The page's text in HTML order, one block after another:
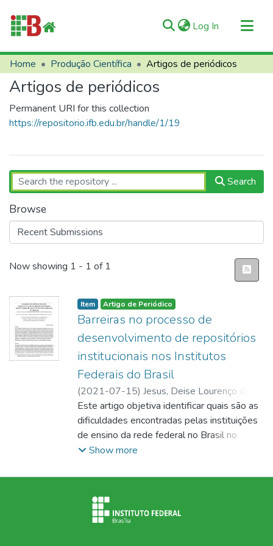
Log In (current)
Communities & Collections
All of RIIFB
Statistics
Help
Contacts
Home Produção Científica Artigos de periódicos
Artigos de periódicos
Permanent URI for this collection
https://repositorio.ifb.edu.br/handle/1/19
Search
Browse
Recent Submissions
Now showing 1 - 1 of 1
Item Artigo de Periódico
Barreiras no processo de
desenvolvimento de repositórios
institucionais nos Institutos
Federais do Brasil
(2021-07-15) Jesus, Deise Lourenço de
Sousa, Angelica Marques Silva de;Detoni,
Juliana Aretz Cunha de Queiroz Afonso;
Cunha, Murilo Bastos da
Este artigo objetiva identificar quais são as
dificuldades encontradas pelas instituições
de ensino da rede federal no Brasil no
momento de implantar seus repositórios
questionário via e-mail aos institutos
federais do Brasil no período de dezembro
de 2020 a janeiro de 2021, foram obtidas
70 respostas. A análise dos dados revela
Show more